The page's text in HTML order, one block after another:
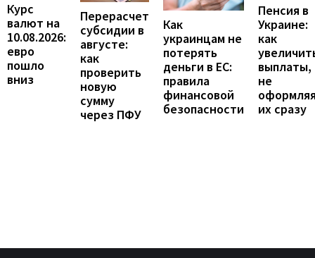
Курс
валют на
10.08.2026:
евро
пошло
вниз
Перерасчет
субсидии в
августе:
как
проверить
новую
сумму
через ПФУ
Как
украинцам не
потерять
деньги в ЕС:
правила
финансовой
безопасности
Пенсия в
Украине:
как
выплаты,
не
их сразу